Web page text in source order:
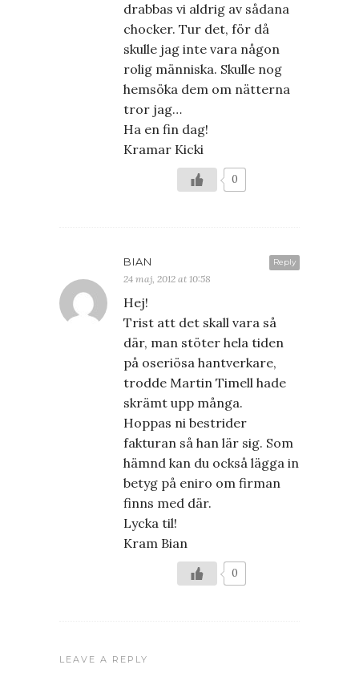
drabbas vi aldrig av sådana
chocker. Tur det, för då
skulle jag inte vara någon
rolig människa. Skulle nog
hemsöka dem om nätterna
tror jag…
Ha en fin dag!
Kramar Kicki
0
Reply
BIAN
24 maj, 2012 at 10:58
Hej!
Trist att det skall vara så
där, man stöter hela tiden
på oseriösa hantverkare,
trodde Martin Timell hade
skrämt upp många.
Hoppas ni bestrider
fakturan så han lär sig. Som
hämnd kan du också lägga in
betyg på eniro om firman
finns med där.
Lycka til!
Kram Bian
0
LEAVE A REPLY